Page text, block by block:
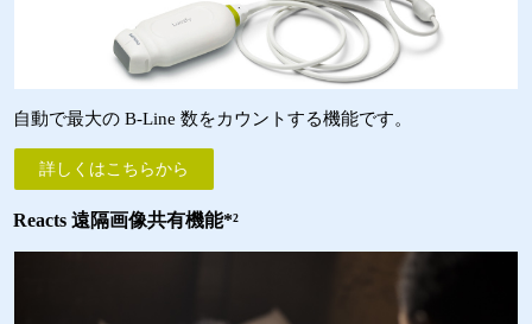
自動で最大の B-Line 数をカウントする機能です。
詳しくはこちらから
Reacts 遠隔画像共有機能*²